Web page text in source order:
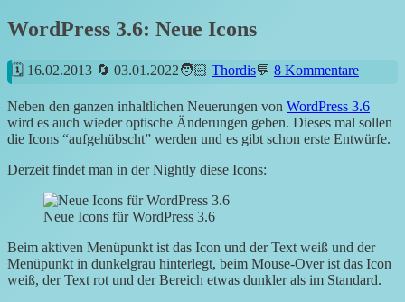
WordPress 3.6: Neue Icons
16.02.2013 03.01.2022 Thordis 8 Kommentare
Neben den ganzen inhaltlichen Neuerungen von WordPress 3.6
wird es auch wieder optische Änderungen geben. Dieses mal sollen
die Icons “aufgehübscht” werden und es gibt schon erste Entwürfe.
Derzeit findet man in der Nightly diese Icons:
Neue Icons für WordPress 3.6
Beim aktiven Menüpunkt ist das Icon und der Text weiß und der
Menüpunkt in dunkelgrau hinterlegt, beim Mouse-Over ist das Icon
weiß, der Text rot und der Bereich etwas dunkler als im Standard.